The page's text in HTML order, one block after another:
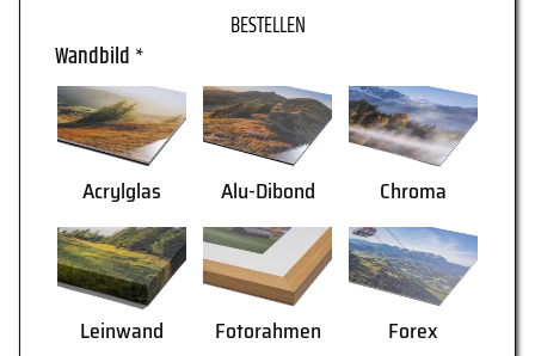
Wandbild *
Acrylglas Alu-Dibond Chroma
Leinwand Fotorahmen
Forex